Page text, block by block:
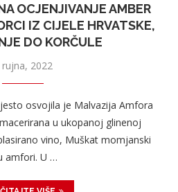
OCJENJIVANJE AMBER
IZ CIJELE HRVATSKE,
DO KORČULE
rujna, 2022
osvojila je Malvazija Amfora
u ukopanoj glinenoj
vino, Muškat momjanski
amfori. U …